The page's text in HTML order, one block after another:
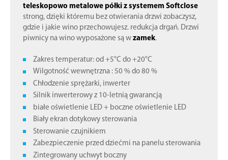
teleskopowo metalowe półki z systemem Softclose
strong, dzięki któremu bez otwierania drzwi zobaczysz,
gdzie i jakie wino przechowujesz. redukcja drgań. Drzwi
piwnicy na wino wyposażone są w zamek.
Zakres temperatur: od +5°C do +20°C
Wilgotność wewnętrzna : 50 % do 80 %
Chłodzenie sprężarki, inwerter
Silnik inwerterowy z 10-letnią gwarancją
białe oświetlenie LED + boczne oświetlenie LED
Biały ekran dotykowy sterowania
Sterowanie czujnikiem
Zabezpieczenie przed dziećmi na panelu sterowania
Zintegrowany uchwyt boczny